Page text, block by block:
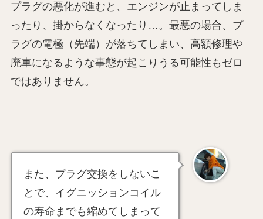
プラグの悪化が進むと、エンジンが止まってしま
ったり、掛からなくなったり…。最悪の場合、プ
ラグの電極（先端）が落ちてしまい、高額修理や
廃車になるような事態が起こりうる可能性もゼロ
ではありません。
また、プラグ交換をしないこ
とで、イグニッションコイル
の寿命までも縮めてしまって